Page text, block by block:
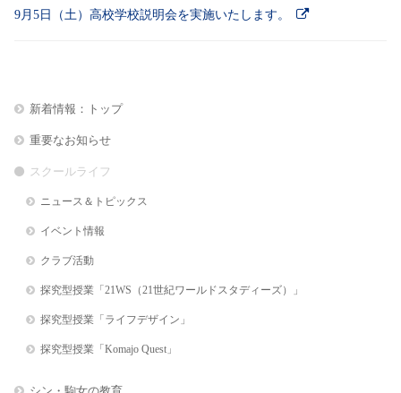
9月5日（土）高校学校説明会を実施いたします。
新着情報：トップ
重要なお知らせ
スクールライフ
ニュース＆トピックス
イベント情報
クラブ活動
探究型授業「21WS（21世紀ワールドスタディーズ）」
探究型授業「ライフデザイン」
探究型授業「Komajo Quest」